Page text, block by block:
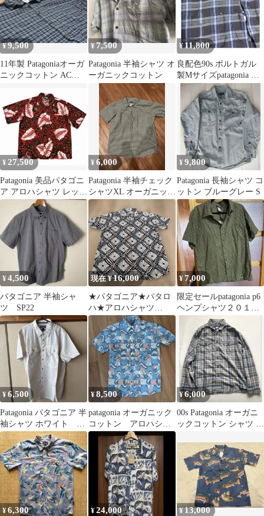
¥9,500
11年製 Patagoniaオーガ
ニックコットン ACシャ
¥7,500
Patagonia 半袖シャツ オ
ーガニックコットン
¥11,800
良配色90s ポルトガル
製Mサイズpatagonia シ
ャドーチェック青系
¥ 27,500
Patagonia 美品パタゴニ
ア アロハシャツ レッド
S
¥6,000
Patagonia 半袖チェック
シャツXL オーガニック
コットン
¥9,800
Patagonia 長袖シャツ コ
ットン ブルーグレー S
¥4,500
パタゴニア 半袖シャ
ツ SP22
現在 ¥16,000
★パタゴニア★パタロ
ハ★アロハシャツ
★2016★30周年記念限
定★新品★L
¥7,000
限定セールpatagonia p6
ヘンプシャツ２０１０
年製ＸＬサイズ
¥6,500
Patagonia パタゴニア 半
袖シャツ ホワイト オ
ーガニック
¥8,500
patagonia オーガニック
コットン アロハシャ
ツ S
¥6,000
00s Patagonia オーガニ
ックコットン シャツ M
¥6,300 ¥24,000 ¥13,000